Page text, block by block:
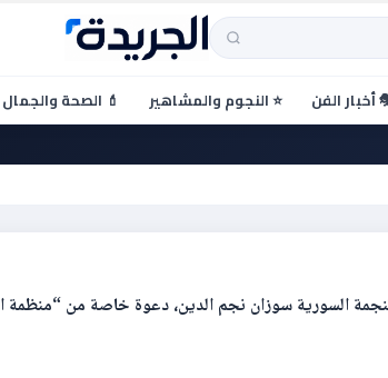
أخبار الفن ⭐ النجوم والمشاهير 💄 الصحة والجمال
والسلام لعام 2017